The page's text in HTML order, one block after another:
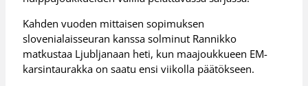
Kahden vuoden mittaisen sopimuksen
slovenialaisseuran kanssa solminut Rannikko
matkustaa Ljubljanaan heti, kun maajoukkueen EM-
karsintaurakka on saatu ensi viikolla päätökseen.